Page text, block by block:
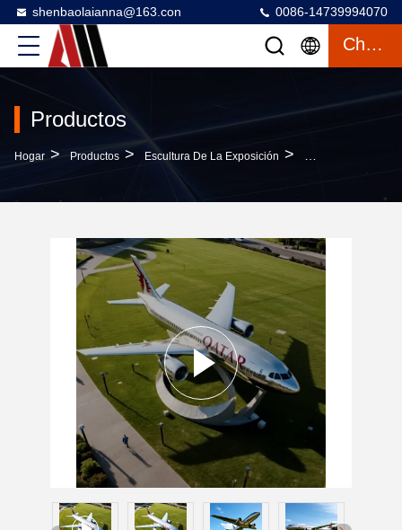
shenbaolaianna@163.con 0086-14739994070
Charlar
Productos
Hogar > Productos > Escultura De La Exposición > Escultura De